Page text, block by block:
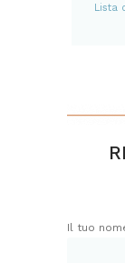
Lista
Il tuo